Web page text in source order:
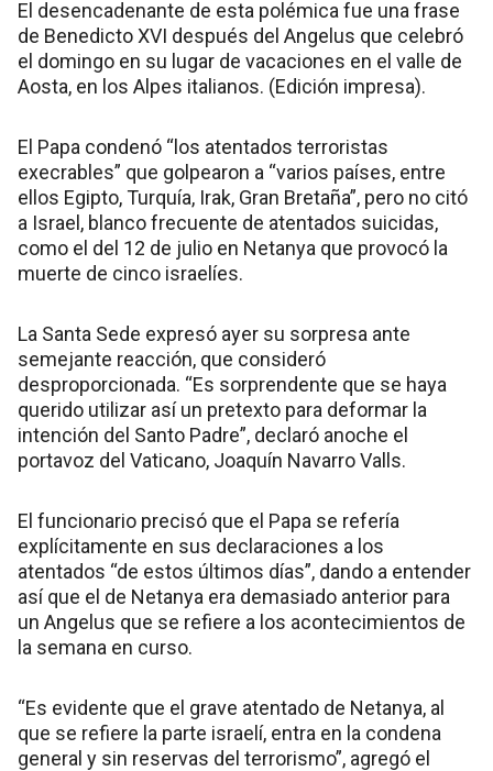
El desencadenante de esta polémica fue una frase
de Benedicto XVI después del Angelus que celebró
el domingo en su lugar de vacaciones en el valle de
Aosta, en los Alpes italianos. (Edición impresa).
El Papa condenó “los atentados terroristas
execrables” que golpearon a “varios países, entre
ellos Egipto, Turquía, Irak, Gran Bretaña”, pero no citó
a Israel, blanco frecuente de atentados suicidas,
como el del 12 de julio en Netanya que provocó la
muerte de cinco israelíes.
La Santa Sede expresó ayer su sorpresa ante
semejante reacción, que consideró
desproporcionada. “Es sorprendente que se haya
querido utilizar así un pretexto para deformar la
intención del Santo Padre”, declaró anoche el
portavoz del Vaticano, Joaquín Navarro Valls.
El funcionario precisó que el Papa se refería
explícitamente en sus declaraciones a los
atentados “de estos últimos días”, dando a entender
así que el de Netanya era demasiado anterior para
un Angelus que se refiere a los acontecimientos de
la semana en curso.
“Es evidente que el grave atentado de Netanya, al
que se refiere la parte israelí, entra en la condena
general y sin reservas del terrorismo”, agregó el